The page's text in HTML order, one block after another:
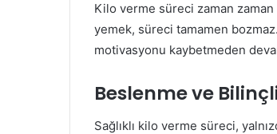
Kilo verme süreci zaman
yemek, süreci tamamen
motivasyonu kaybetmeden
Beslenme ve
Sağlıklı kilo verme süreci,